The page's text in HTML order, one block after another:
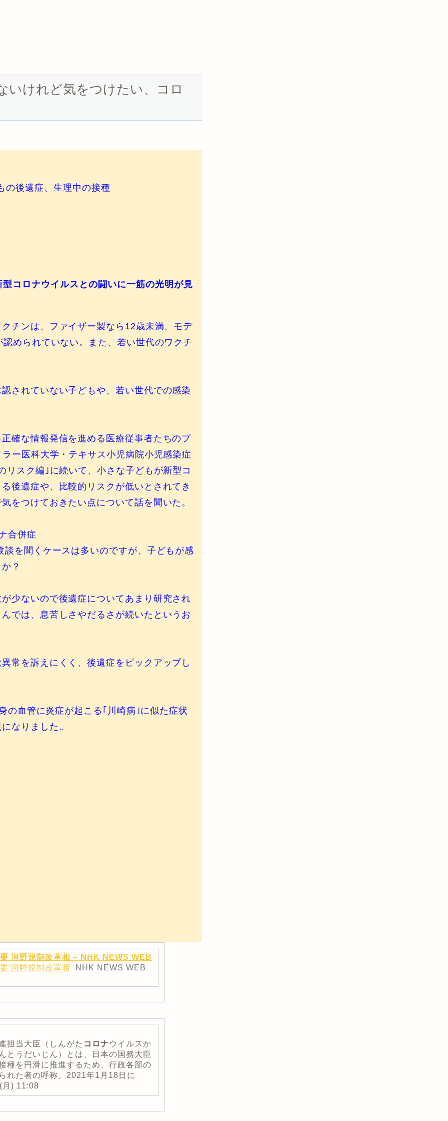
いけれど気をつけたい、コロ
の後遺症、生理中の接種
コロナウイルスとの闘いに一筋の光明が見
チンは、ファイザー製なら12歳未満、モデ
められていない。また、若い世代のワクチ
されていない子どもや、若い世代での感染
確な情報発信を進める医療従事者たちのプ
ー医科大学・テキサス小児病院小児感染症
リスク編｣に続いて、小さな子どもが新型コ
後遺症や、比較的リスクが低いとされてき
をつけておきたい点について話を聞いた。
合併症
を聞くケースは多いのですが、子どもが感
？
少ないので後遺症についてあまり研究され
では、息苦しさやだるさが続いたというお
常を訴えにくく、後遺症をピックアップし
血管に炎症が起こる｢川崎病｣に似た症状
なりました..
河野規制改革相 – NHK NEWS WEB
河野規制改革相
NHK NEWS WEB
担当大臣（しんがた コロナウイルスか
とうだいじん）とは、日本の国務大臣
種を円滑に推進するため、行政各部の
れた者の呼称。2021年1月18日に
月) 11:08